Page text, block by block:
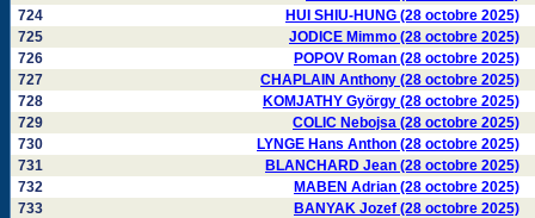
724
HUI SHIU-HUNG (28 octobre 2025)
725
JODICE Mimmo (28 octobre 2025)
726
POPOV Roman (28 octobre 2025)
727
CHAPLAIN Anthony (28 octobre 2025)
728
KOMJATHY György (28 octobre 2025)
729
COLIC Nebojsa (28 octobre 2025)
730
LYNGE Hans Anthon (28 octobre 2025)
731
BLANCHARD Jean (28 octobre 2025)
732
MABEN Adrian (28 octobre 2025)
733
BANYAK Jozef (28 octobre 2025)